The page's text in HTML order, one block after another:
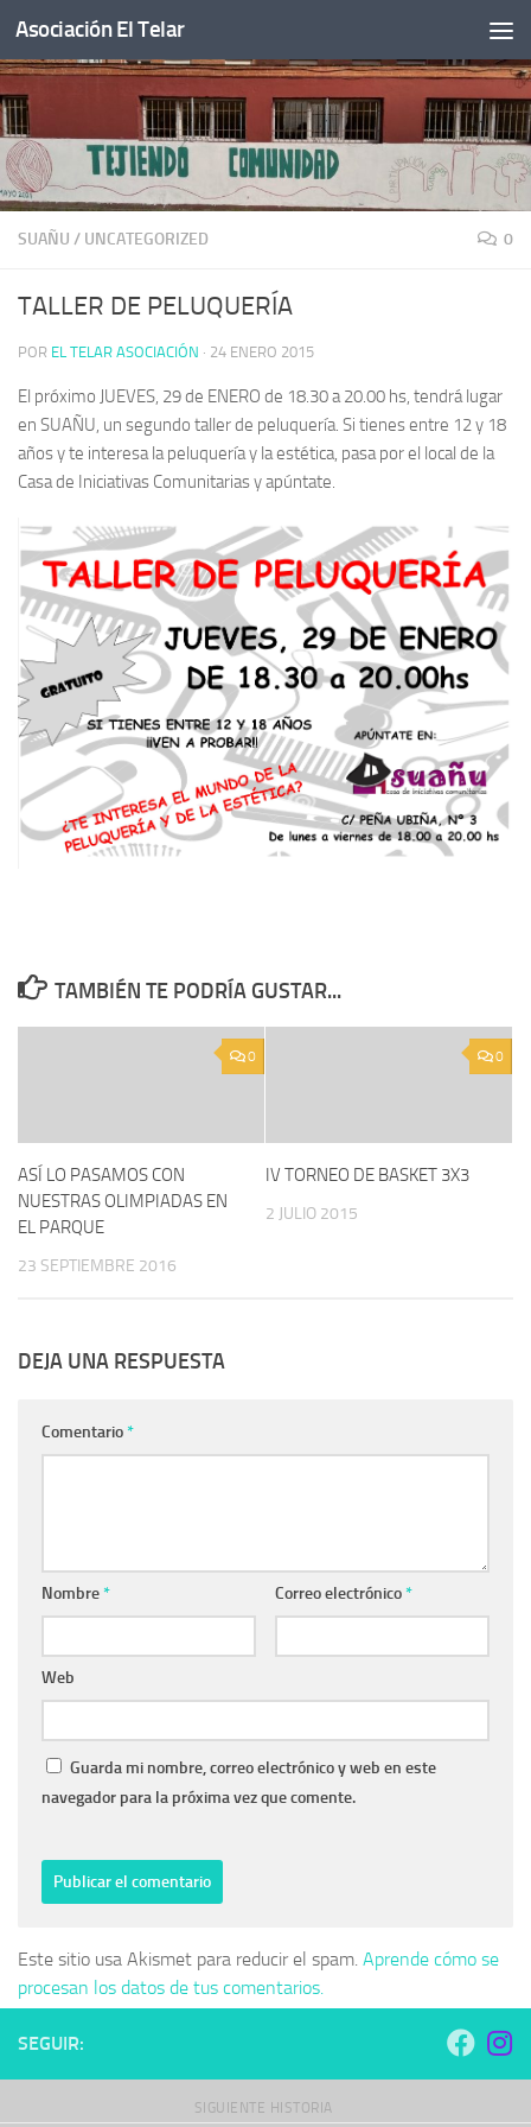
Saltar al contenido
Asociación El Telar
SUAÑU / UNCATEGORIZED 0
TALLER DE PELUQUERÍA
POR EL TELAR ASOCIACIÓN · 24 ENERO 2015
El próximo JUEVES, 29 de ENERO de 18.30 a 20.00 hs, tendrá lugar
en SUAÑU, un segundo taller de peluquería. Si tienes entre 12 y 18
años y te interesa la peluquería y la estética, pasa por el local de la
Casa de Iniciativas Comunitarias y apúntate.
TAMBIÉN TE PODRÍA GUSTAR...
0
ASÍ LO PASAMOS CON
NUESTRAS OLIMPIADAS EN
EL PARQUE
23 SEPTIEMBRE 2016
0
IV TORNEO DE BASKET 3X3
2 JULIO 2015
DEJA UNA RESPUESTA
Comentario*
Nombre* Correo electrónico*
Web
Guarda mi nombre, correo electrónico y web en este
navegador para la próxima vez que comente.
Este sitio usa Akismet para reducir el spam. Aprende cómo se
procesan los datos de tus comentarios.
SEGUIR:
SIGUIENTE HISTORIA